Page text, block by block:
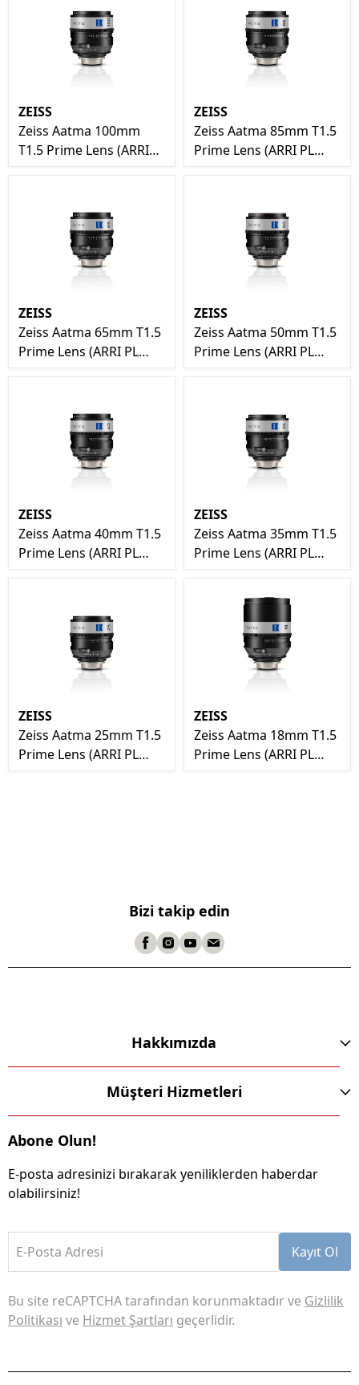
ZEISS
Zeiss Aatma 100mm
T1.5 Prime Lens (ARRI
ZEISS
Zeiss Aatma 85mm T1.5
Prime Lens (ARRI PL
ZEISS
Zeiss Aatma 65mm T1.5
Prime Lens (ARRI PL
ZEISS
Zeiss Aatma 50mm T1.5
Prime Lens (ARRI PL
ZEISS
Zeiss Aatma 40mm T1.5
Prime Lens (ARRI PL
ZEISS
Zeiss Aatma 35mm T1.5
Prime Lens (ARRI PL
ZEISS
Zeiss Aatma 25mm T1.5
Prime Lens (ARRI PL
ZEISS
Zeiss Aatma 18mm T1.5
Prime Lens (ARRI PL
Bizi takip edin
Hakkımızda
Müşteri Hizmetleri
Abone Olun!
E-posta adresinizi bırakarak yeniliklerden haberdar
olabilirsiniz!
E-Posta Adresi Kayıt Ol
Bu site reCAPTCHA tarafından korunmaktadır ve Gizlilik
Politikası ve Hizmet Şartları geçerlidir.